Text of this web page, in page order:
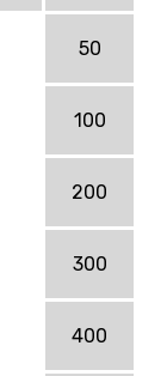
50
100
200
300
400